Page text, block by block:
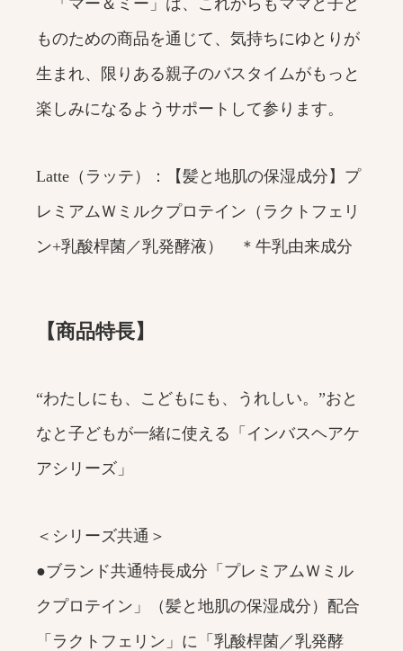
「マー＆ミー」は、これからもママと子ど
ものための商品を通じて、気持ちにゆとりが
生まれ、限りある親子のバスタイムがもっと
楽しみになるようサポートして参ります。
Latte（ラッテ）：【髪と地肌の保湿成分】プ
レミアムＷミルクプロテイン（ラクトフェリ
ン+乳酸桿菌／乳発酵液） ＊牛乳由来成分
【商品特長】
“わたしにも、こどもにも、うれしい。”おと
なと子どもが一緒に使える「インバスヘアケ
アシリーズ」
＜シリーズ共通＞
●ブランド共通特長成分「プレミアムＷミル
クプロテイン」（髪と地肌の保湿成分）配合
「ラクトフェリン」に「乳酸桿菌／乳発酵